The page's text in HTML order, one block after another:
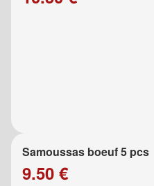
Samoussas boeuf 5 pcs
9.50 €